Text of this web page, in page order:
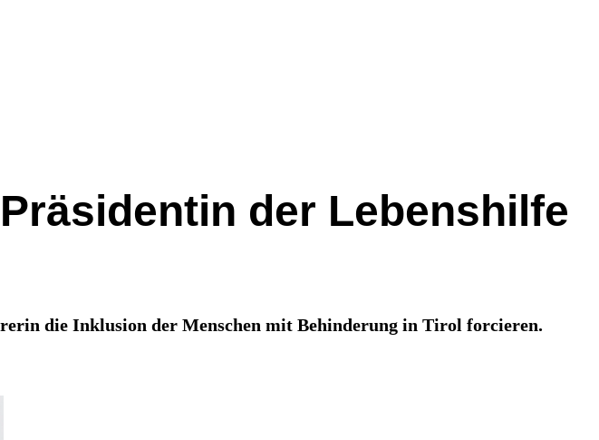
der Lebenshilfe
die Inklusion der Menschen mit Behinderung in Tirol forcieren.